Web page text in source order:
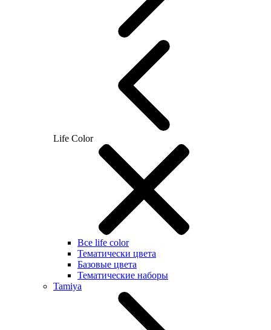
Life Color
Все life color
Тематически цвета
Базовые цвета
Тематические наборы
Tamiya